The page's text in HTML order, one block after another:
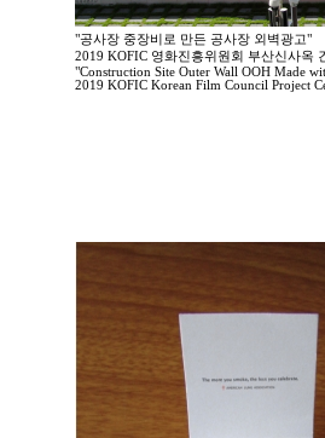
"공사장 중장비로 만든 공사장 외벽광고"
2019 KOFIC 영화진흥위원회 부산신사옥
"Construction Site Outer Wall OOH Made
2019 KOFIC Korean Film Council Project